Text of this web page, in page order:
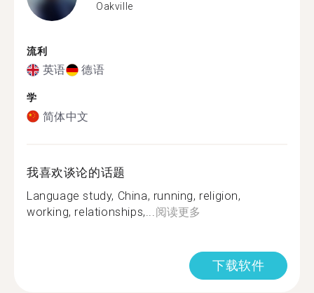
Oakville
流利
英语 德语
学
简体中文
我喜欢谈论的话题
Language study, China, running, religion,
working, relationships,... 阅读更多
下载软件